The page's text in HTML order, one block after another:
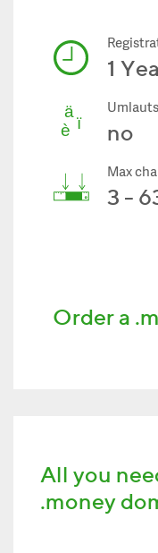
1
no
Max
3 -
Order a
All you
.money